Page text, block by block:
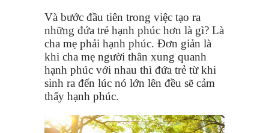
Và bước đầu tiên trong việc tạo ra
những đứa trẻ hạnh phúc hơn là gì? Là
cha mẹ phải hạnh phúc. Đơn giản là
khi cha mẹ người thân xung quanh
hạnh phúc với nhau thì đứa trẻ từ khi
sinh ra đến lúc nó lớn lên đều sẽ cảm
thấy hạnh phúc.